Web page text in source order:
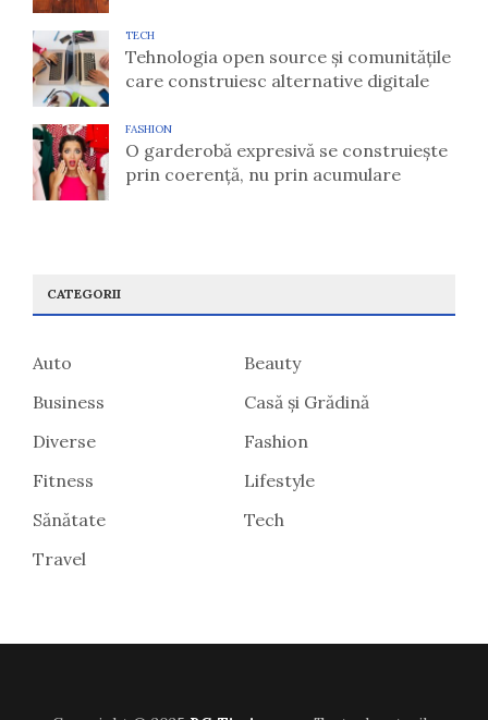
TECH
Tehnologia open source și comunitățile
care construiesc alternative digitale
FASHION
O garderobă expresivă se construiește
prin coerență, nu prin acumulare
CATEGORII
Auto
Beauty
Business
Casă și Grădină
Diverse
Fashion
Fitness
Lifestyle
Sănătate
Tech
Travel